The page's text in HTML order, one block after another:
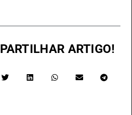
PARTILHAR ARTIGO!